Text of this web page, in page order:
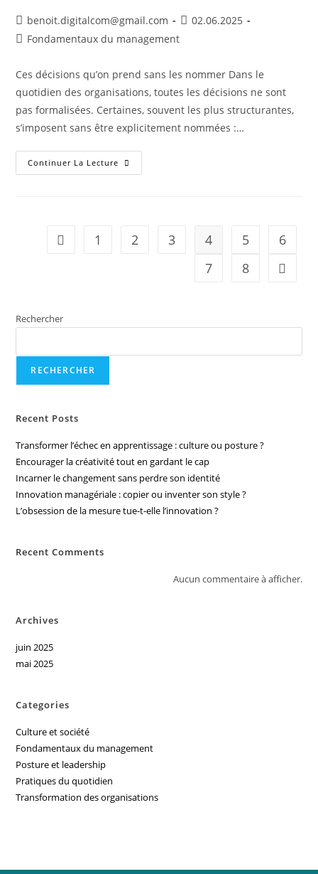
benoit.digitalcom@gmail.com
02.06.2025
Fondamentaux du management
Ces décisions qu’on prend sans les nommer Dans le
quotidien des organisations, toutes les décisions ne sont
pas formalisées. Certaines, souvent les plus structurantes,
s’imposent sans être explicitement nommées :…
Continuer La Lecture
1 2 3 4 5
6
7
8
Rechercher
RECHERCHER
Recent Posts
Transformer l’échec en apprentissage : culture ou posture ?
Encourager la créativité tout en gardant le cap
Incarner le changement sans perdre son identité
Innovation managériale : copier ou inventer son style ?
L’obsession de la mesure tue-t-elle l’innovation ?
Recent Comments
Aucun commentaire à afficher.
Archives
juin 2025
mai 2025
Categories
Culture et société
Fondamentaux du management
Posture et leadership
Pratiques du quotidien
Transformation des organisations